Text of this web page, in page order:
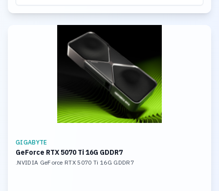
GIGABYTE
GeForce RTX 5070 Ti 16G GDDR7
NVIDIA GeForce RTX 5070 Ti 16G GDDR7.